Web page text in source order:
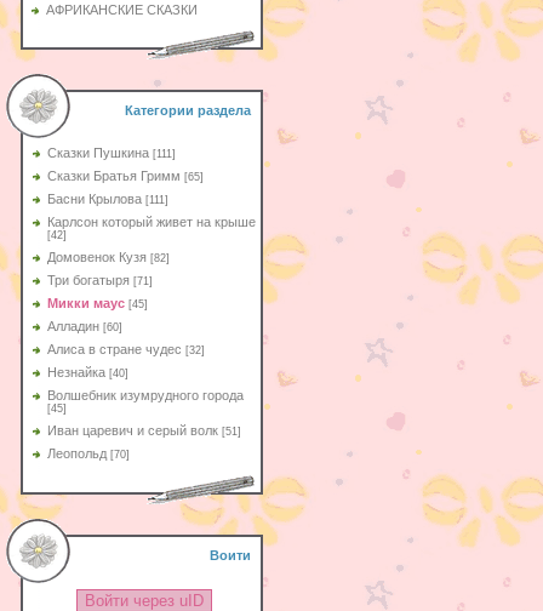
АФРИКАНСКИЕ СКАЗКИ
Категории раздела
Сказки Пушкина [111]
Сказки Братья Гримм [65]
Басни Крылова [111]
Карлсон который живет на крыше
[42]
Домовенок Кузя [82]
Три богатыря [71]
Микки маус [45]
Алладин [60]
Aлиса в стране чудес [32]
Незнайка [40]
Волшебник изумрудного города
[45]
Иван царевич и серый волк [51]
Леопольд [70]
Воити
Войти через uID